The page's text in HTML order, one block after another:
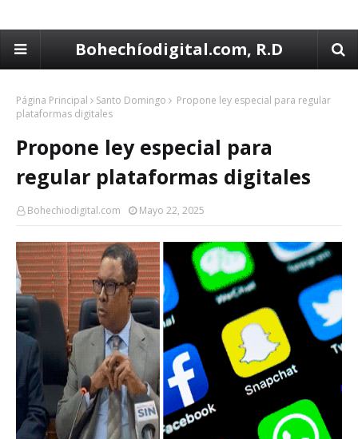
Bohechíodigital.com, R.D
Página Principal Santo Domingo
Propone ley especial para regular
plataformas digitales
Propone ley especial para
regular plataformas digitales
Bohechiodigital.com Mayo 22, 2025